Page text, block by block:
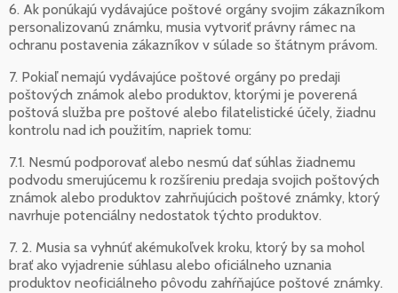
6. Ak ponúkajú vydávajúce poštové orgány svojim zákazníkom
personalizovanú známku, musia vytvoriť právny rámec na
ochranu postavenia zákazníkov v súlade so štátnym právom.
7. Pokiaľ nemajú vydávajúce poštové orgány po predaji
poštových známok alebo produktov, ktorými je poverená
poštová služba pre poštové alebo filatelistické účely, žiadnu
kontrolu nad ich použitím, napriek tomu:
7.1. Nesmú podporovať alebo nesmú dať súhlas žiadnemu
podvodu smerujúcemu k rozšíreniu predaja svojich poštových
známok alebo produktov zahrňujúcich poštové známky, ktorý
navrhuje potenciálny nedostatok týchto produktov.
7. 2. Musia sa vyhnúť akémukoľvek kroku, ktorý by sa mohol
brať ako vyjadrenie súhlasu alebo oficiálneho uznania
produktov neoficiálneho pôvodu zahŕňajúce poštové známky.